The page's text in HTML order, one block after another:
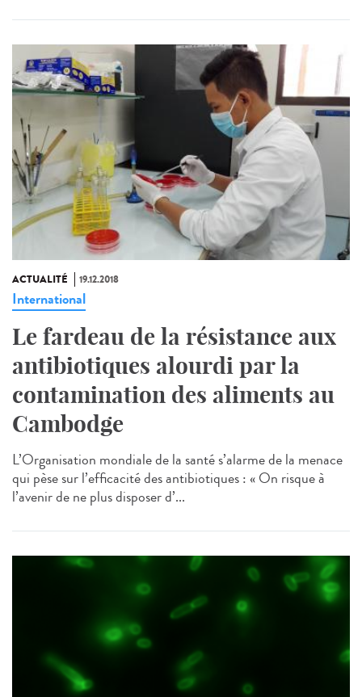
ACTUALITÉ 19.12.2018
International
Le fardeau de la résistance aux
antibiotiques alourdi par la
contamination des aliments au
Cambodge
L’Organisation mondiale de la santé s’alarme de la menace
qui pèse sur l’efficacité des antibiotiques : « On risque à
l’avenir de ne plus disposer d’...